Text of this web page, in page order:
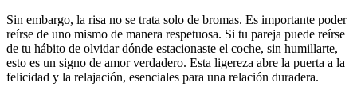
Sin embargo, la risa no se trata solo de bromas. Es importante poder
reírse de uno mismo de manera respetuosa. Si tu pareja puede reírse
de tu hábito de olvidar dónde estacionaste el coche, sin humillarte,
esto es un signo de amor verdadero. Esta ligereza abre la puerta a la
felicidad y la relajación, esenciales para una relación duradera.